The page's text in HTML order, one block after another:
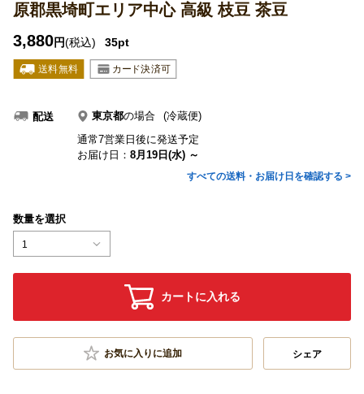
原郡黒埼町エリア中心 高級 枝豆 茶豆
3,880円(税込) 35pt
配送 東京都の場合
(冷蔵便)
通常7営業日後に発送予定
お届け日： 8月19日(水) ～
すべての送料・お届け日を確認する >
数量を選択
1
カートに入れる
お気に入りに追加 シェア